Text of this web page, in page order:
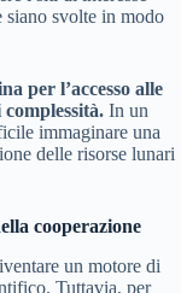
siano svolte in modo
per l’accesso alle
In un
immaginare una
delle risorse lunari
cooperazione
un motore di
Tuttavia, per